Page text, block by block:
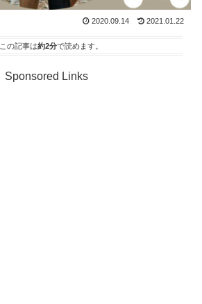
2020.09.14 2021.01.22
この記事は約2分で読めます。
Sponsored Links